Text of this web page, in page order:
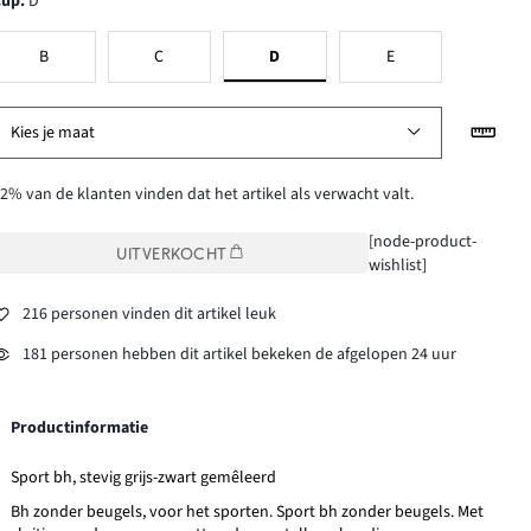
B C D E
Kies je maat
van de klanten vinden dat het artikel als verwacht valt.
UITVERKOCHT
[node-product-
wishlist]
216 personen vinden dit artikel leuk
181 personen hebben dit artikel bekeken de afgelopen 24 uur
Productinformatie
Sport bh, stevig grijs-zwart gemêleerd
Bh zonder beugels, voor het sporten. Sport bh zonder beugels. Met